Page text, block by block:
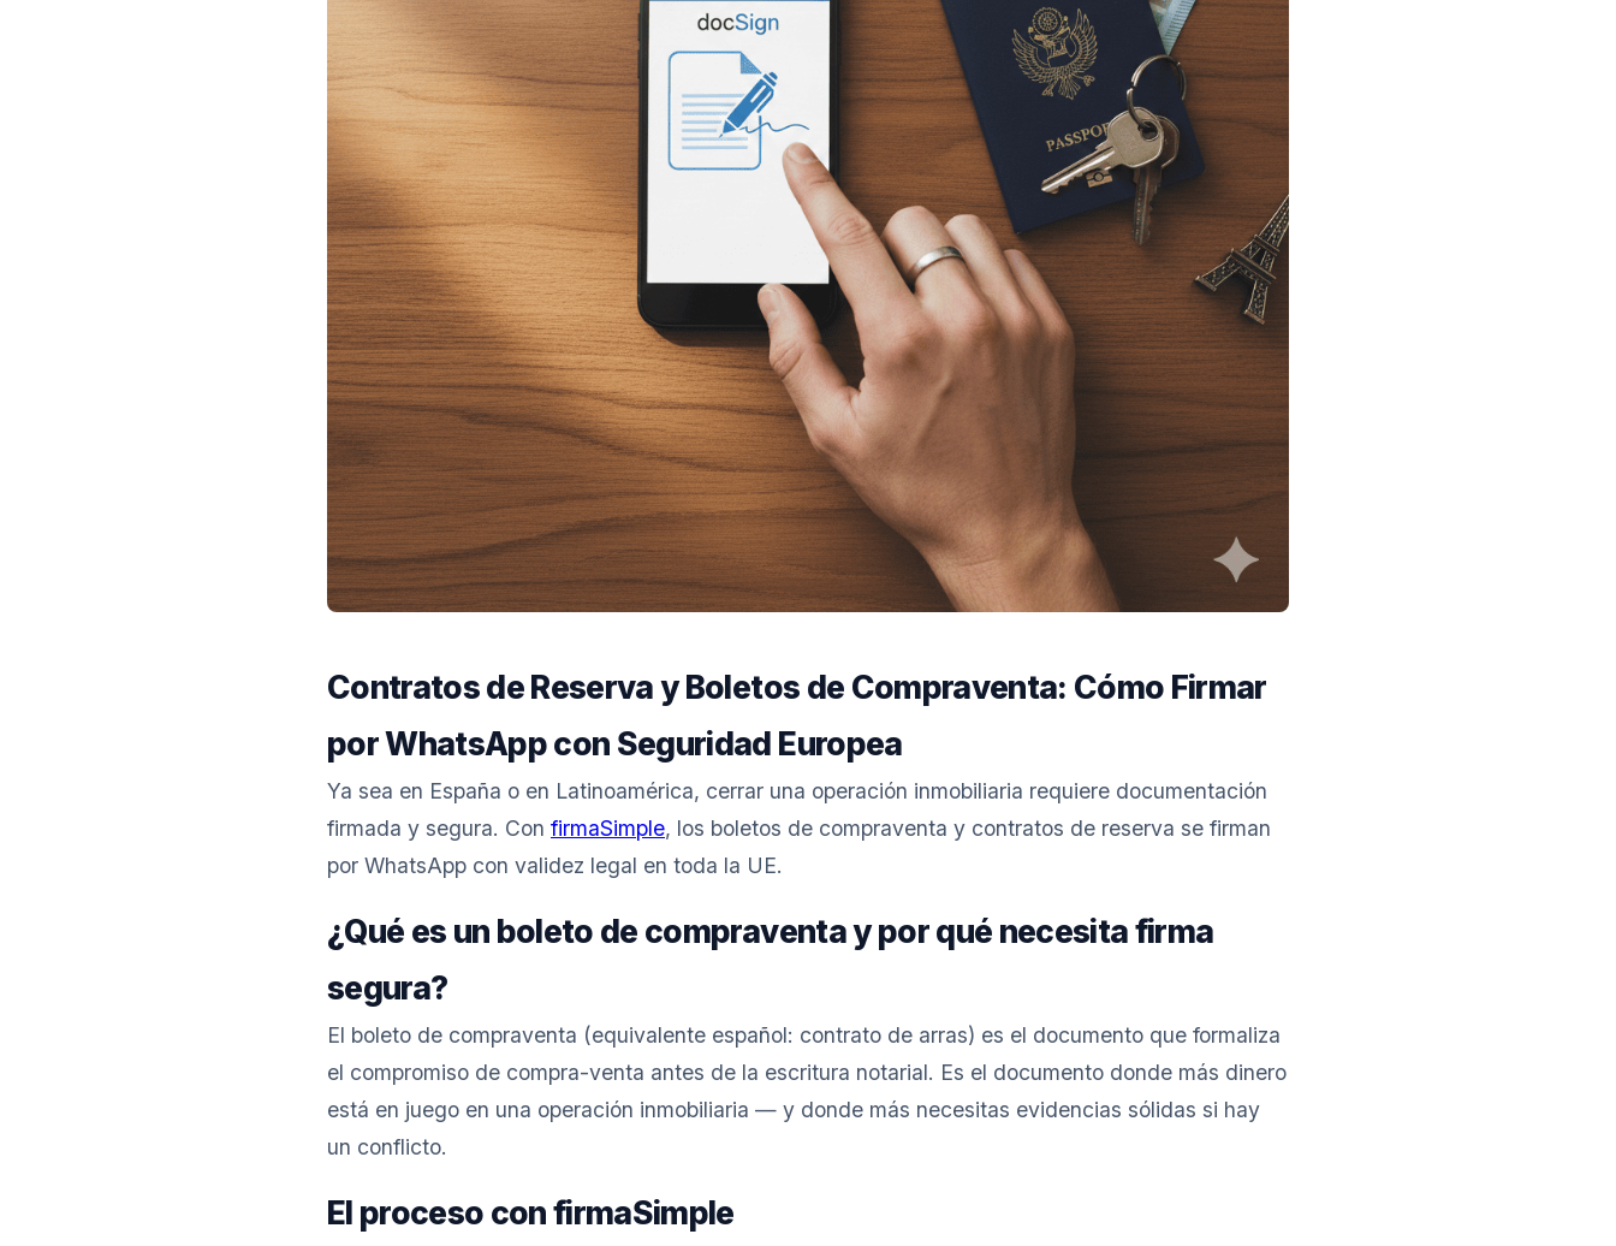
Contratos de Reserva y Boletos de Compraventa: Cómo Firmar
por WhatsApp con Seguridad Europea
Ya sea en España o en Latinoamérica, cerrar una operación inmobiliaria requiere documentación
firmada y segura. Con firmaSimple, los boletos de compraventa y contratos de reserva se firman
por WhatsApp con validez legal en toda la UE.
¿Qué es un boleto de compraventa y por qué necesita firma
segura?
El boleto de compraventa (equivalente español: contrato de arras) es el documento que formaliza
el compromiso de compra-venta antes de la escritura notarial. Es el documento donde más dinero
está en juego en una operación inmobiliaria — y donde más necesitas evidencias sólidas si hay
un conflicto.
El proceso con firmaSimple